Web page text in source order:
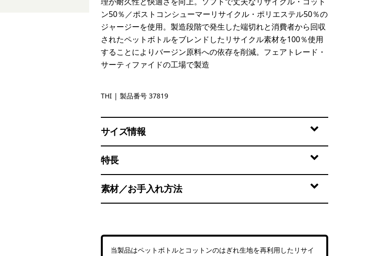
ン50％／ポストコンシューマーリサイクル・ポリエステル50％の
ジャージーを使用。製造段階で発生した端切れと消費者から回収
されたペットボトルをブレンドしたリサイクル素材を100％使用
することによりバージン原料への依存を削減。フェアトレード・
サーティファイドの工場で製造
Thin Ice
THI | 製品番号 37819
サイズ情報
特長
素材／お手入れ方法
当製品はペットボトルとコットンのはぎれ生地を再利用したリサイ